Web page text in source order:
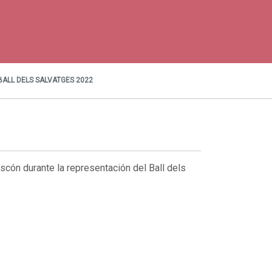
DELS SALVATGES 2022
durante la representación del Ball dels